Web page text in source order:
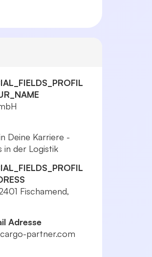
Deine Karriere -
in der Logistik
Fischamend,
Adresse
partner.com